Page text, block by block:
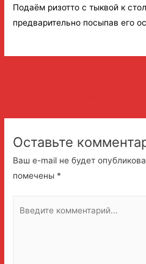
Подаём ризотто с тыквой к
предварительно посыпав его
записям
Оставьте
Ваш e-mail не будет
помечены *
комментарий...